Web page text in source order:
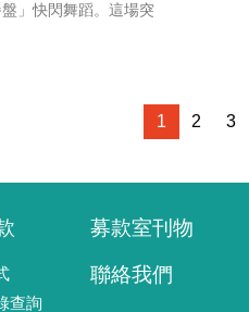
」快閃舞蹈。這場突
1 2 3
查詢
募款室刊物
聯絡我們